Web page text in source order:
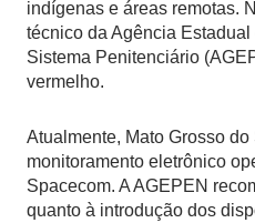
indígenas e áreas remotas.
técnico da Agência
Sistema Penitenciário
vermelho.
Atualmente, Mato Grosso
monitoramento eletrônico
Spacecom. A AGEPEN
quanto à introdução dos